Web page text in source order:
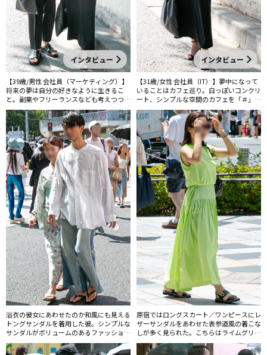
インタビュー
【39歳/男性 会社員（マーケティング）】
将来の夢は自分の好きなように生きるこ
と。副業やフリーランスなども考えつつ、
プライベートを充実させたいです。
インタビュー
【31歳/女性 会社員（IT）】夢中になって
いることはカフェ巡り。白っぽいコンクリ
ート、シンプルな空間のカフェを「＃」で
調べます。
浴衣の彼女にあわせたのか和風にも見える
トングサンダルを着用した彼。シンプルな
サンダルがボリュームのあるファッション
に軽快さを与えている。
原宿ではロングスカート／ワンピースにレ
ザーサンダルをあわせた表参道風の着こな
しが多く見られた。こちらはライムグリー
ンのサマードレスが華やかな印象。